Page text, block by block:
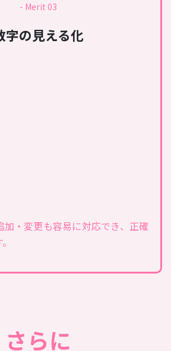
- Merit 03
字の見える化
加・変更も容易に対応でき、正確
さらに